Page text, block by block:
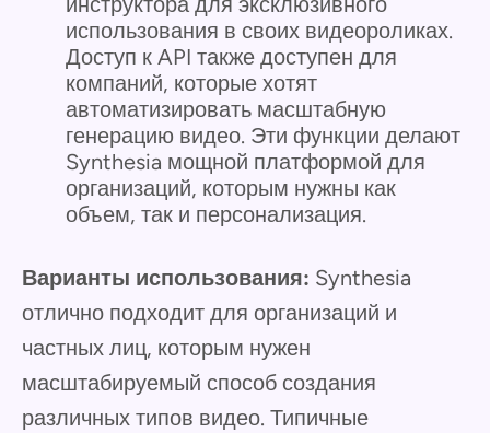
использования в своих видеороликах.
Доступ к API также доступен для
компаний, которые хотят
автоматизировать масштабную
генерацию видео. Эти функции делают
Synthesia мощной платформой для
организаций, которым нужны как
объем, так и персонализация.
Варианты использования: Synthesia
отлично подходит для организаций и
частных лиц, которым нужен
масштабируемый способ создания
различных типов видео. Типичные